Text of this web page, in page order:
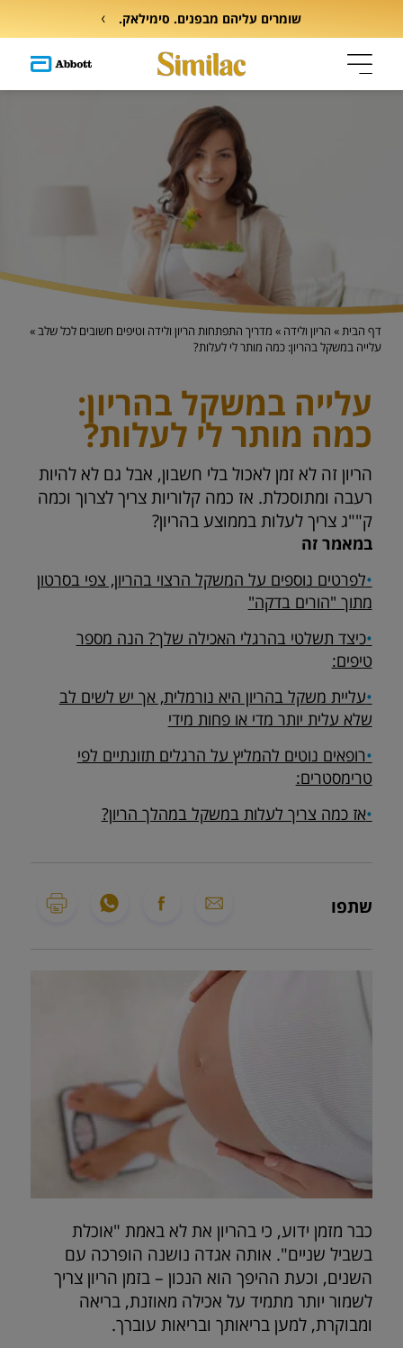
שומרים עליהם מבפנים. סימילאק.
דף הבית» הריון ולידה » מדריך התפתחות הריון ולידה וטיפים חשובים לכל שלב»
עלייה במשקל בהריון: כמה מותר לי לעלות?
עלייה במשקל בהריון:
כמה מותר לי לעלות?
הריון זה לא זמן לאכול בלי חשבון, אבל גם לא להיות
רעבה ומתוסכלת. אז כמה קלוריות צריך לצרוך וכמה
ק""ג צריך לעלות בממוצע בהריון?
במאמר זה
•אז כמה צריך לעלות במשקל במהלך הריון?
•רופאים נוטים להמליץ על הרגלים תזונתיים לפי
טרימסטרים:
•עליית משקל בהריון היא נורמלית, אך יש לשים לב
שלא עלית יותר מדי או פחות מידי
•כיצד תשלטי בהרגלי האכילה שלך? הנה מספר
טיפים:
•לפרטים נוספים על המשקל הרצוי בהריון, צפי בסרטון
מתוך "הורים בדקה"
שתפו
כבר מזמן ידוע, כי בהריון את לא באמת "אוכלת
בשביל שניים". אותה אגדה נושנה הופרכה עם
השנים, וכעת ההיפך הוא הנכון – בזמן הריון צריך
לשמור יותר מתמיד על אכילה מאוזנת, בריאה
ומבוקרת, למען בריאותך ובריאות עוברך.